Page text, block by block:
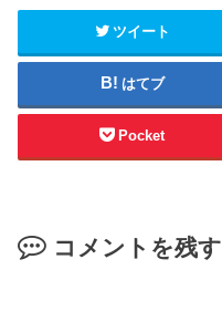
ツイート
はてブ
Pocket
コメントを残す